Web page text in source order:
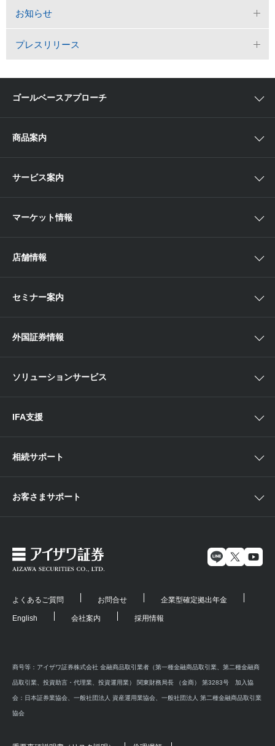
お知らせ
プレスリリース
ゴールベースアプローチ
αポート
商品案内
欧米株
ETF・ETN・REIT
ラップサービス
新商品情報
サービス案内
取引ツール
各種お手続き
便利なサービス
当社サービスのご利用にあたって
マーケット情報
店舗情報
近畿
セミナー案内
外国証券情報
ソリューションサービス
IFA支援
相続サポート
お客さまサポート
よくあるご質問 お問合せ 企業型確定拠出年金
English 会社案内 採用情報
商号等：アイザワ証券株式会社 金融商品取引業者（第一種金融商品取引業、第二種金融商
品取引業、投資助言・代理業、投資運用業） 関東財務局長 （金商） 第3283号 加入協
会：日本証券業協会、一般社団法人 資産運用業協会、一般社団法人 第二種金融商品取引業
協会